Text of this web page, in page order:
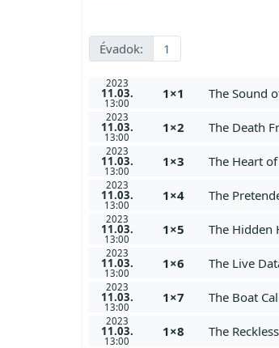
Évadok: 1
2023
11.03.
13:00
1×1 The Sound
2023
11.03.
13:00
1×2 The Death
2023
11.03.
13:00
1×3 The Heart
2023
11.03.
13:00
1×4 The
2023
11.03.
13:00
1×5 The Hidden
2023
11.03.
13:00
1×6 The Live
2023
11.03.
13:00
1×7 The Boat
2023
11.03.
13:00
1×8 The